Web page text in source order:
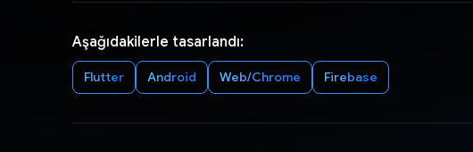
Aşağıdakilerle tasarlandı:
Flutter Android Web/Chrome Firebase